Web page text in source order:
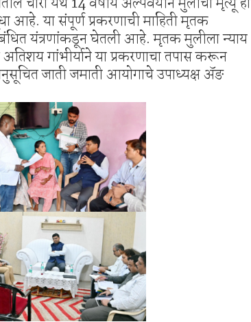
गट अथलेटिक्स स्पर्धा 2026.
बोगस डॉ. विश्वास याचे वर गुन्हा दाखल.
आहे. या संपूर्ण प्रकरणाची माहिती मृतक
यंत्रणांकडून घेतली आहे. मृतक मुलीला न्याय
अतिशय गांभीर्याने या प्रकरणाचा तपास करून
जाती जमाती आयोगाचे उपाध्यक्ष ॲङ